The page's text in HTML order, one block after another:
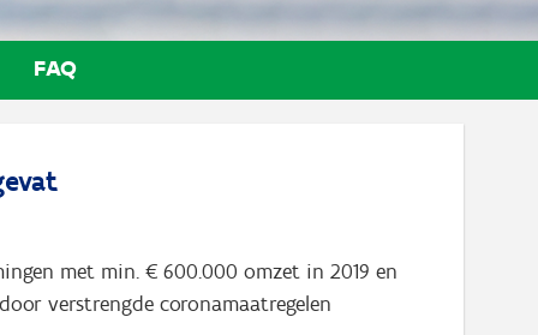
FAQ
met min. € 600.000 omzet in 2019 en
verstrengde coronamaatregelen